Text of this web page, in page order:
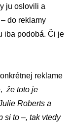
ju oslovili a
do reklamy
iba podobá. Či je
reklame
že toto je
Roberts a
si to –, tak vtedy